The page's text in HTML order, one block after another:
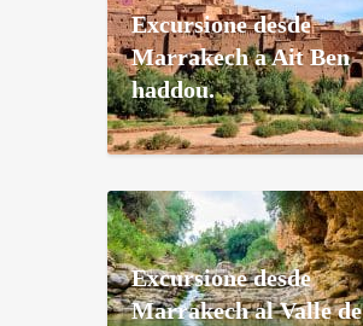
Excursione desde
Marrakech a Ait Ben
haddou.
Excursione desde
Marrakech al Valle de